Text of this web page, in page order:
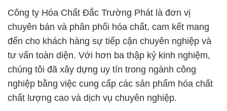
Công ty Hóa Chất Đắc Trường Phát là đơn vị
chuyên bán và phân phối hóa chất, cam kết mang
đến cho khách hàng sự tiếp cận chuyên nghiệp và
tư vấn toàn diện. Với hơn ba thập kỷ kinh nghiệm,
chúng tôi đã xây dựng uy tín trong ngành công
nghiệp bằng việc cung cấp các sản phẩm hóa chất
chất lượng cao và dịch vụ chuyên nghiệp.